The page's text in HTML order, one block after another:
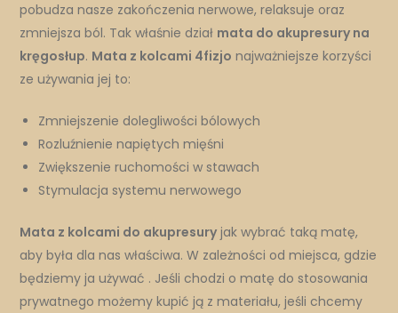
pobudza nasze zakończenia nerwowe, relaksuje oraz
zmniejsza ból. Tak właśnie dział mata do akupresury na
kręgosłup. Mata z kolcami 4fizjo najważniejsze korzyści
ze używania jej to:
Zmniejszenie dolegliwości bólowych
Rozluźnienie napiętych mięśni
Zwiększenie ruchomości w stawach
Stymulacja systemu nerwowego
Mata z kolcami do akupresury jak wybrać taką matę,
aby była dla nas właściwa. W zależności od miejsca, gdzie
będziemy ja używać . Jeśli chodzi o matę do stosowania
prywatnego możemy kupić ją z materiału, jeśli chcemy